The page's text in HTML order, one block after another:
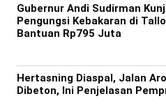
Gubernur Andi Sudirman
Pengungsi Kebakaran di
Bantuan Rp795 Juta
Hertasning Diaspal, Jalan
Dibeton, Ini Penjelasan